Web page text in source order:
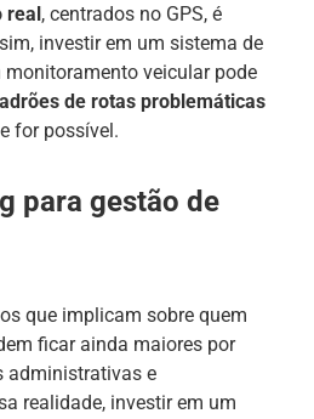
real, centrados no GPS, é
investir em um sistema de
veicular pode
de rotas problemáticas
for possível.
para gestão de
que implicam sobre quem
ficar ainda maiores por
administrativas e
realidade, investir em um